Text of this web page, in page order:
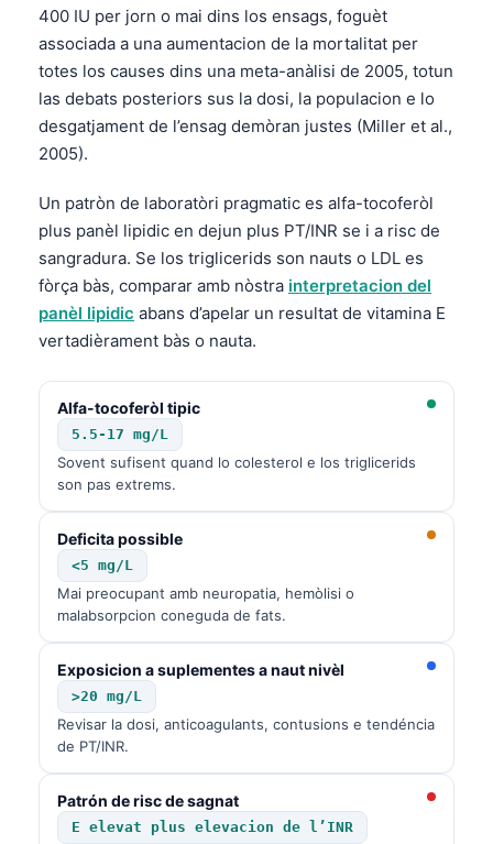
400 IU per jorn o mai dins los ensags, foguèt
associada a una aumentacion de la mortalitat per
totes los causes dins una meta-anàlisi de 2005, totun
las debats posteriors sus la dosi, la populacion e lo
desgatjament de l’ensag demòran justes (Miller et al.,
2005).
Un patròn de laboratòri pragmatic es alfa-tocoferòl
plus panèl lipidic en dejun plus PT/INR se i a risc de
sangradura. Se los triglicerids son nauts o LDL es
fòrça bàs, comparar amb nòstra interpretacion del
panèl lipidic abans d’apelar un resultat de vitamina E
vertadièrament bàs o nauta.
Alfa-tocoferòl tipic
5.5-17 mg/L
Sovent sufisent quand lo colesterol e los triglicerids
son pas extrems.
Deficita possible
<5 mg/L
Mai preocupant amb neuropatia, hemòlisi o
malabsorpcion coneguda de fats.
Exposicion a suplementes a naut nivèl
>20 mg/L
Revisar la dosi, anticoagulants, contusions e tendéncia
de PT/INR.
Patrón de risc de sagnat
E elevat plus elevacion de l’INR
اردو
తెలుగు
தமிழ்
ಕನ್ನಡ
മലയാളം
Bahasa Melayu
Tiếng Việt
Tagalog
ไทย
ဗမာစာ
Kiswahili
አማርኛ
Українська
O‘zbekcha
Suomi
Hrvatski
Slovenčina